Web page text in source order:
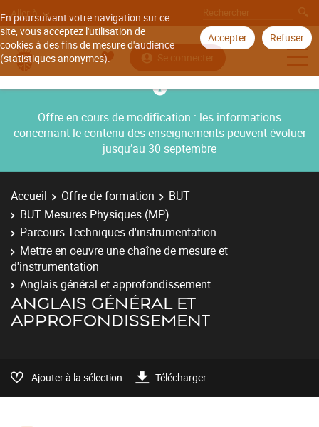
En poursuivant votre navigation sur ce
site, vous acceptez l'utilisation de
cookies à des fins de mesure d'audience
(statistiques anonymes).
Accepter Refuser
Aller à
Se connecter
Offre en cours de modification : les informations
concernant le contenu des enseignements peuvent évoluer
jusqu’au 30 septembre
Accueil Offre de formation
BUT
BUT Mesures Physiques (MP)
Parcours Techniques d'instrumentation
Mettre en oeuvre une chaîne de mesure et
d'instrumentation
Anglais général et approfondissement
ANGLAIS GÉNÉRAL ET
APPROFONDISSEMENT
Ajouter à la sélection Télécharger